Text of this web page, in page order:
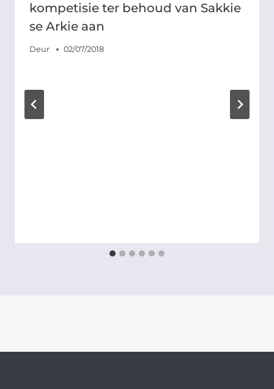
kompetisie ter behoud van Sakkie
se Arkie aan
Deur 02/07/2018